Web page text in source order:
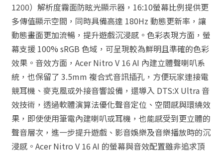
1200）解析度霧面防眩光顯示器，16:10螢幕比例提供更
多傳值顯示空間，同時具備高達 180Hz 動態更新率，讓
動態畫面更加流暢，提升遊戲沉浸感。色彩表現方面，螢
幕支援 100% sRGB 色域，可呈現較為鮮明且準確的色彩
效果。音效方面，Acer Nitro V 16 AI 內建立體聲喇叭系
統，也保留了 3.5mm 複合式音訊插孔，方便玩家連接電
競耳機、麥克風或外接音響設備，還導入 DTS:X Ultra 音
效技術，透過軟體演算法優化聲音定位、空間感與環繞效
果，即使使用筆電內建喇叭或耳機，也能感受到更立體的
聲音層次，進一步提升遊戲、影音娛樂及音樂播放時的沉
浸感。Acer Nitro V 16 AI 的螢幕與音效配置雖非追求頂